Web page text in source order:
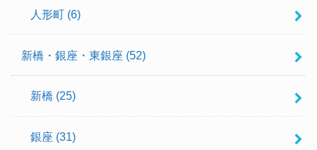
人形町 (6)
新橋・銀座・東銀座 (52)
新橋 (25)
銀座 (31)